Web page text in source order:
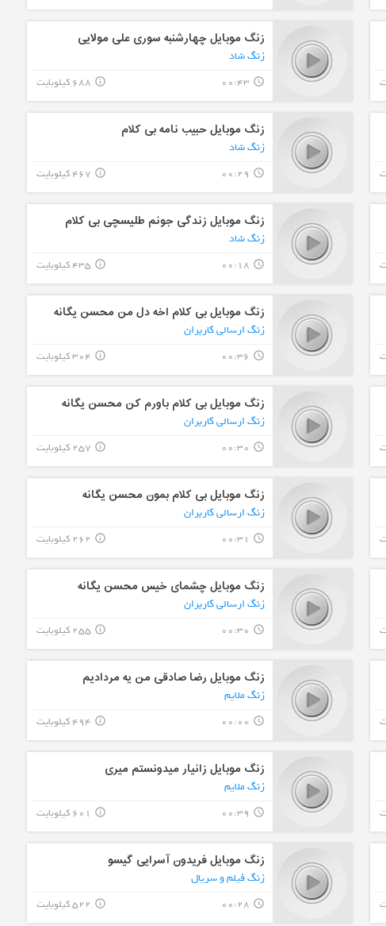
زنگ موبایل چهارشنبه سوری علی مولایی
زنگ شاد
query_builder
00:43 688 کیلوبایت info_outline
زنگ موبایل حبیب نامه بی کلام
زنگ شاد
query_builder
00:29 467 کیلوبایت info_outline
زنگ موبایل زندگی جونم طلیسچی بی کلام
زنگ شاد
query_builder
00:18 435 کیلوبایتinfo_outline
زنگ موبایل بی کلام اخه دل من محسن یگانه
زنگ ارسالی کاربران
query_builder
00:36 304 کیلوبایت info_outline
زنگ موبایل بی کلام باورم کن محسن یگانه
زنگ ارسالی کاربران
query_builder
00:30 257 کیلوبایت info_outline
زنگ موبایل بی کلام بمون محسن یگانه
زنگ ارسالی کاربران
query_builder
00:31 262 کیلوبایت info_outline
زنگ موبایل چشمای خیس محسن یگانه
زنگ ارسالی کاربران
query_builder
00:30 255 کیلوبایتinfo_outline
زنگ موبایل رضا صادقی من یه مردادیم
زنگ ملایم
query_builder
00:00 494 کیلوبایت info_outline
زنگ موبایل زانیار میدونستم میری
زنگ ملایم
query_builder
00:39 601 کیلوبایت info_outline
زنگ موبایل فریدون آسرایی گیسو
زنگ فیلم و سریال
query_builder
00:28 522 کیلوبایت info_outline